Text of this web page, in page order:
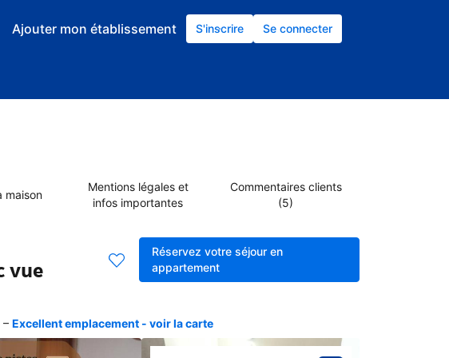
Ajouter mon établissement S'inscrire Se connecter
maison
Mentions légales et
infos importantes
Commentaires clients
(5)
Réservez votre séjour en
appartement
vue
– Excellent emplacement - voir la carte